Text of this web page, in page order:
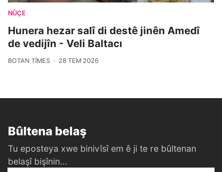
NÛÇE
Hunera hezar salî di destê jinên Amedî
de vedijîn - Veli Baltacı
BOTAN TIMES 28 TEM 2026
Bûltena belaş
Tu eposteya xwe binivîsî em ê ji te re bûltenan
belaşî bişînin...